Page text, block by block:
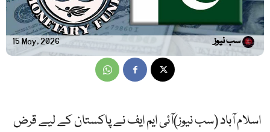
15 May, 2026 سب نیوز
اسلام آباد (سب نیوز)آئی ایم ایف نے پاکستان کے لیے قرض